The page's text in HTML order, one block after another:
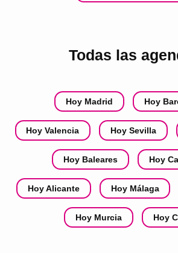
Todas las
Hoy Madrid Hoy
Hoy Valencia Hoy Sevilla
Hoy Baleares Hoy
Hoy Alicante Hoy Málaga
Hoy Murcia Hoy